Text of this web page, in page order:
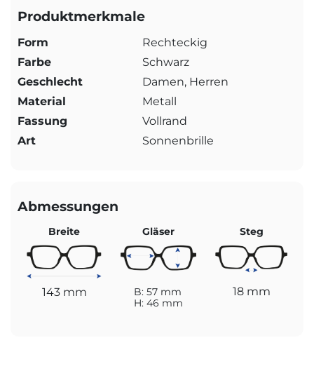
Produktmerkmale
Form
Rechteckig
Farbe
Schwarz
Geschlecht
Damen, Herren
Material
Metall
Fassung
Vollrand
Art
Sonnenbrille
Abmessungen
Breite
143 mm
Gläser
B: 57 mm
H: 46 mm
Steg
18 mm